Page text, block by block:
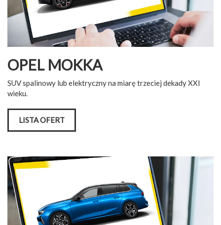
OPEL MOKKA
SUV spalinowy lub elektryczny na miarę trzeciej dekady XXI
wieku.
LISTA OFERT